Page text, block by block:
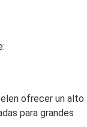
ofrecer un alto
para grandes